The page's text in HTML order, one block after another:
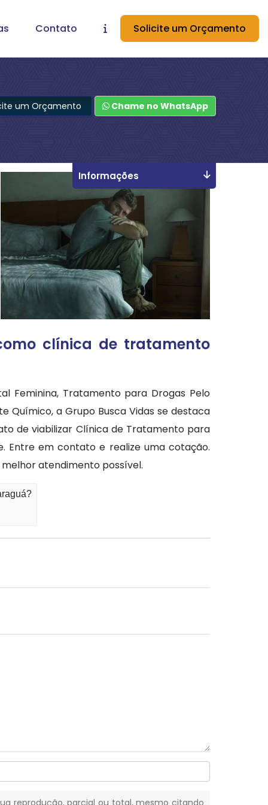
Contato Solicite um Orçamento
um Orçamento Chame no WhatsApp
clínica de tratamento
Feminina, Tratamento para Drogas Pelo
Químico, a Grupo Busca Vidas se destaca
de viabilizar Clínica de Tratamento para
Entre em contato e realize uma cotação.
atendimento possível.
reprodução, parcial ou total, mesmo citando
Informações